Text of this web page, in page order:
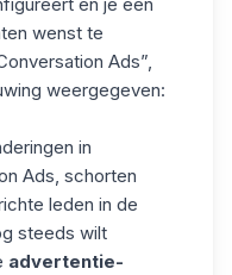
wenst te
Ads”,
weergegeven:
in
Ads, schorten
leden in de
steeds wilt
advertentie-